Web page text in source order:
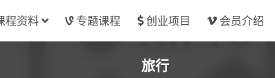
程资料 专题课程 创业项目 会员介绍
旅行